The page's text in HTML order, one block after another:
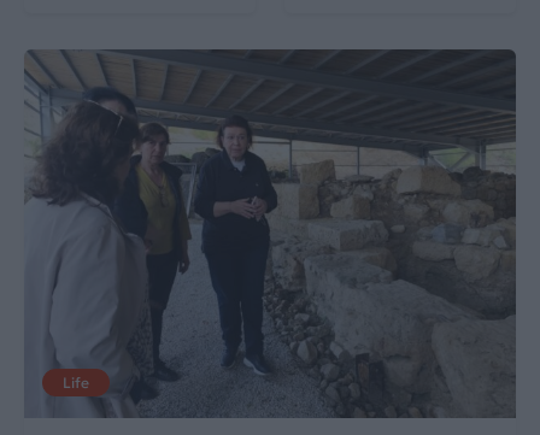
Life